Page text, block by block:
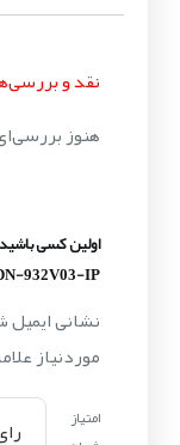
نقد و
هنوز
اولین کسی
932V03-IP”
نشانی
موردنیاز
امتیاز